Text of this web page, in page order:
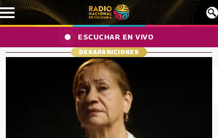
Pasar al contenido principal
ESCUCHAR EN VIVO
DESAPARICIONES